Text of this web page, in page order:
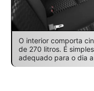
O interior comporta
de 270 litros. É
adequado para o dia